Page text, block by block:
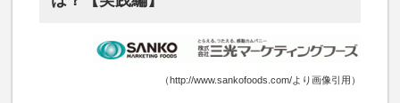
（http://www.sankofoods.com/より画像引用）